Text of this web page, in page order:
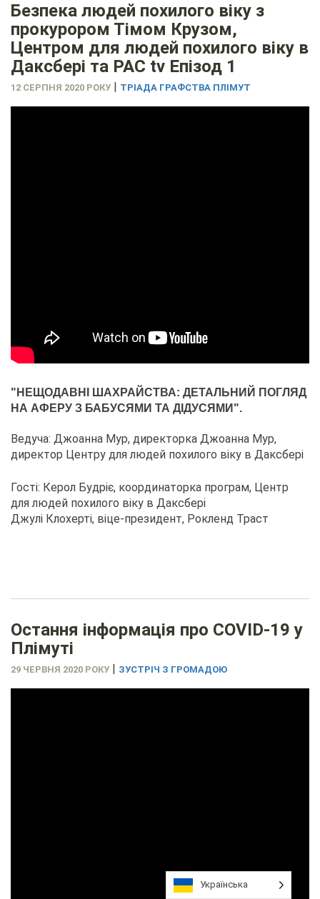
Безпека людей похилого віку з
прокурором Тімом Крузом,
Центром для людей похилого віку в
Даксбері та PAC tv Епізод 1
12 СЕРПНЯ 2020 РОКУ ТРІАДА ГРАФСТВА ПЛІМУТ
"НЕЩОДАВНІ ШАХРАЙСТВА: ДЕТАЛЬНИЙ ПОГЛЯД
НА АФЕРУ З БАБУСЯМИ ТА ДІДУСЯМИ".
Ведуча: Джоанна Мур, директорка Джоанна Мур,
директор Центру для людей похилого віку в Даксбері
Гості: Керол Будріє, координаторка програм, Центр
для людей похилого віку в Даксбері
Джулі Клохерті, віце-президент, Рокленд Траст
Остання інформація про COVID-19 у
Плімуті
29 ЧЕРВНЯ 2020 РОКУ ЗУСТРІЧ З ГРОМАДОЮ
Українська